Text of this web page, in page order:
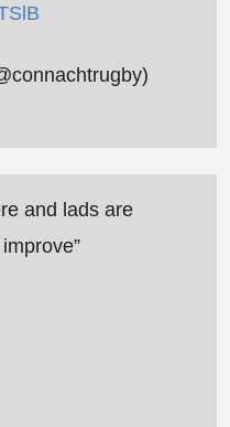
and lads are